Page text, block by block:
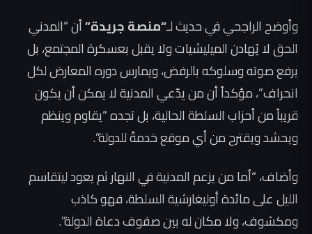
وأوضح الراجحي في حديث لـ“منصة جريدة”أن “المدني
الحق لا يُهادن الميليشيات ولا يقبل بعسكرة المجتمع، بل
يرفع صوته وسلوكه بالرفض، ويمارس دوره المعارض لكل
انحراف”، مؤكداً أن من يدّعي المدنية لا يمكن أن يكون
قريباً من أحزاب السلطة الحالية، بل تجده “يقاوم وينظم
ويحشد ويقترح من أي موقع خدمةً للدولة”.
وأضاف، “أما من يزعم المدنية في النهار ثم يعود ليتقاسم
الليل على مائدة أوليغارشية السلطة، فهو كاذب
ومكشوف، ولا مكان له بين صفوف دعاة الدولة”.